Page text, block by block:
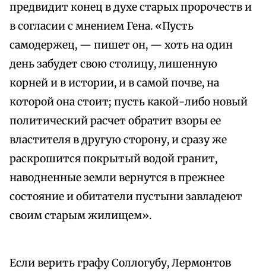
предвидит конец в духе старых пророчеств и
в согласии с мнением Гена. «Пусть
самодержец, — пишет он, — хоть на один
день забудет свою столицу, лишенную
корней и в истории, и в самой почве, на
которой она стоит; пусть какой-либо новый
политический расчет обратит взоры ее
властителя в другую сторону, и сразу же
раскрошится покрытый водой гранит,
наводненные земли вернутся в прежнее
состояние и обитатели пустыни завладеют
своим старым жилищем».
Если верить графу Соллогубу, Лермонтов